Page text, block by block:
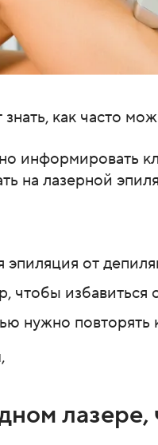
как часто
информировать
на лазерной
эпиляция от
чтобы избавиться
нужно повторять
лазере,